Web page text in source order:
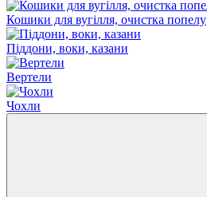
Кошики для вугілля, очистка попелу
Піддони, воки, казани
Вертели
Чохли